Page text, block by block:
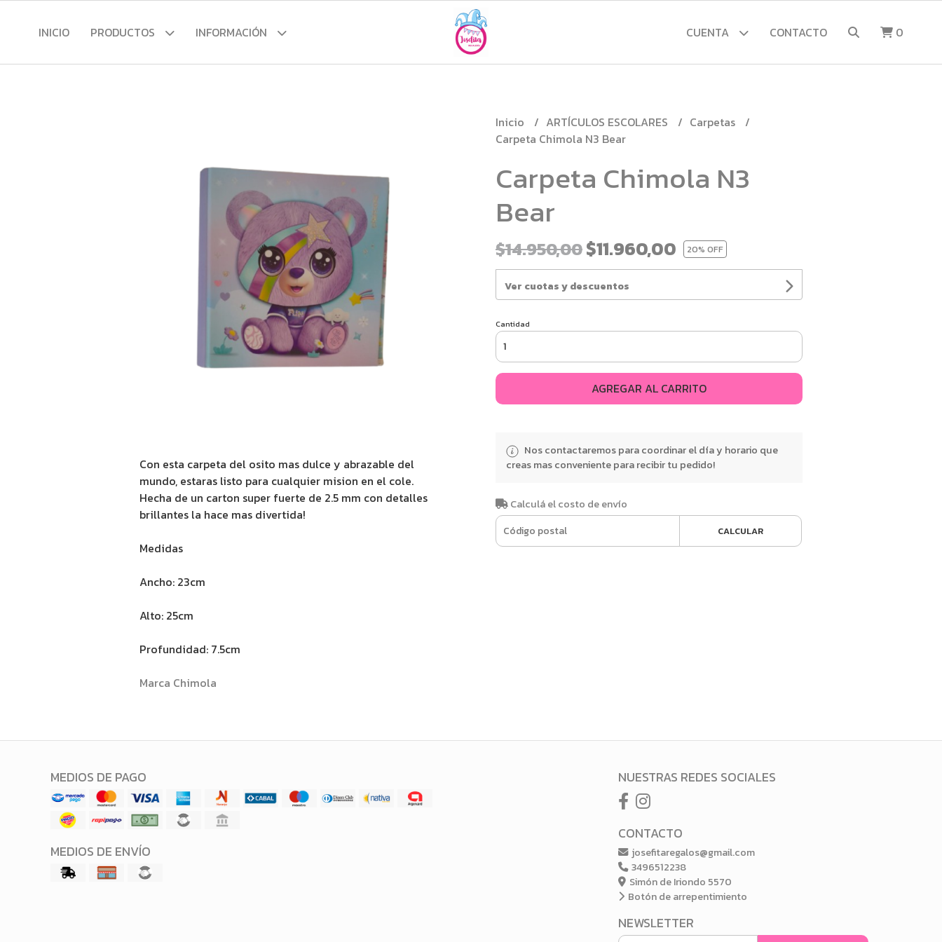
INICIO PRODUCTOS INFORMACIÓN CUENTA CONTACTO 0
Con esta carpeta del osito mas dulce y abrazable del
mundo, estaras listo para cualquier mision en el cole.
Hecha de un carton super fuerte de 2.5 mm con detalles
brillantes la hace mas divertida!
Medidas
Ancho: 23cm
Alto: 25cm
Profundidad: 7.5cm
Marca Chimola
Inicio ARTÍCULOS ESCOLARES
Carpetas
Carpeta Chimola N3 Bear
Carpeta Chimola N3
Bear
$14.950,00$11.960,00 20% OFF
Ver cuotas y descuentos
Cantidad
AGREGAR AL CARRITO
Nos contactaremos para coordinar el día y horario que
creas mas conveniente para recibir tu pedido!
Calculá el costo de envío
CALCULAR
MEDIOS DE PAGO
MEDIOS DE ENVÍO
NUESTRAS REDES SOCIALES
CONTACTO
josefitaregalos@gmail.com
3496512238
Simón de Iriondo 5570
Botón de arrepentimiento
NEWSLETTER